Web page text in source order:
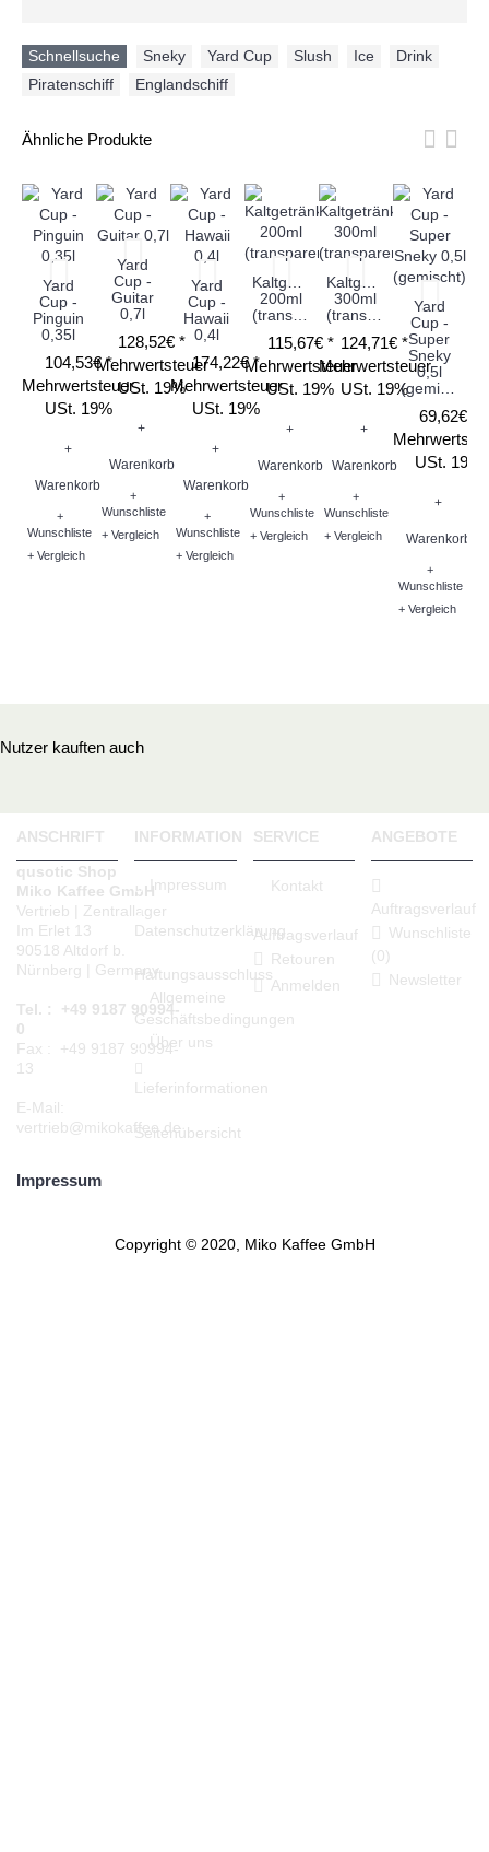
Schnellsuche Sneky Yard Cup Slush Ice Drink
Piratenschiff
Englandschiff
Ähnliche Produkte
Yard
Cup -
Pinguin
0,35l
104,53€ *
Mehrwertsteuer
USt. 19%
+
Warenkorb
+
Wunschliste
+ Vergleich
Yard
Cup -
Guitar
0,7l
128,52€ *
Mehrwertsteuer
USt. 19%
+
Warenkorb
+
Wunschliste
+ Vergleich
Yard
Cup -
Hawaii
0,4l
174,22€ *
Mehrwertsteuer
USt. 19%
+
Warenkorb
+
Wunschliste
+ Vergleich
Kaltgetränkebecher
200ml
(transparent)
115,67€ *
Mehrwertsteuer
USt. 19%
+
Warenkorb
+
Wunschliste
+ Vergleich
Kaltgetränkebecher
300ml
(transparent)
124,71€ *
Mehrwertsteuer
USt. 19%
+
Warenkorb
+
Wunschliste
+ Vergleich
Yard
Cup -
Super
Sneky
0,5l
(gemischt)
69,62€ *
USt. 19%
+
Warenkorb
+
Wunschliste
+ Vergleich
Nutzer kauften auch
ANSCHRIFT
qusotic Shop
Miko Kaffee GmbH
Vertrieb | Zentrallager
Im Erlet 13
90518 Altdorf b.
Nürnberg | Germany
Tel. : +49 9187 90994-
0
Fax : +49 9187 90994-
13
E-Mail:
vertrieb@mikokaffee.de
INFORMATION
Impressum
Datenschutzerklärung
Haftungsausschluss
Allgemeine
Geschäftsbedingungen
Über uns
Lieferinformationen
Seitenübersicht
SERVICE
Kontakt
Auftragsverlauf
Retouren
Anmelden
ANGEBOTE
Auftragsverlauf
Wunschliste
(0)
Newsletter
Impressum
Copyright © 2020, Miko Kaffee GmbH